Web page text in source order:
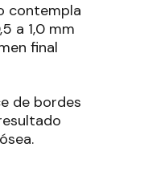
contempla
a 1,0 mm
final
de bordes
.